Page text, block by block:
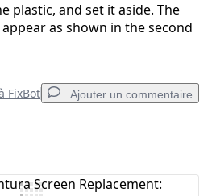
plastic, and set it aside. The
as shown in the second
FixBot Ajouter un commentaire